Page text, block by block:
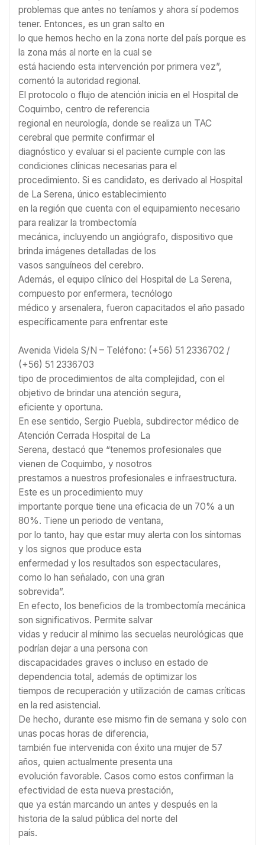
problemas que antes no teníamos y ahora sí podemos
tener. Entonces, es un gran salto en
lo que hemos hecho en la zona norte del país porque es
la zona más al norte en la cual se
está haciendo esta intervención por primera vez”,
comentó la autoridad regional.
El protocolo o flujo de atención inicia en el Hospital de
Coquimbo, centro de referencia
regional en neurología, donde se realiza un TAC
cerebral que permite confirmar el
diagnóstico y evaluar si el paciente cumple con las
condiciones clínicas necesarias para el
procedimiento. Si es candidato, es derivado al Hospital
de La Serena, único establecimiento
en la región que cuenta con el equipamiento necesario
para realizar la trombectomía
mecánica, incluyendo un angiógrafo, dispositivo que
brinda imágenes detalladas de los
vasos sanguíneos del cerebro.
Además, el equipo clínico del Hospital de La Serena,
compuesto por enfermera, tecnólogo
médico y arsenalera, fueron capacitados el año pasado
específicamente para enfrentar este
Avenida Videla S/N – Teléfono: (+56) 51 2336702 /
(+56) 51 2336703
tipo de procedimientos de alta complejidad, con el
objetivo de brindar una atención segura,
eficiente y oportuna.
En ese sentido, Sergio Puebla, subdirector médico de
Atención Cerrada Hospital de La
Serena, destacó que “tenemos profesionales que
vienen de Coquimbo, y nosotros
prestamos a nuestros profesionales e infraestructura.
Este es un procedimiento muy
importante porque tiene una eficacia de un 70% a un
80%. Tiene un periodo de ventana,
por lo tanto, hay que estar muy alerta con los síntomas
y los signos que produce esta
enfermedad y los resultados son espectaculares,
como lo han señalado, con una gran
sobrevida”.
En efecto, los beneficios de la trombectomía mecánica
son significativos. Permite salvar
vidas y reducir al mínimo las secuelas neurológicas que
podrían dejar a una persona con
discapacidades graves o incluso en estado de
dependencia total, además de optimizar los
tiempos de recuperación y utilización de camas críticas
en la red asistencial.
De hecho, durante ese mismo fin de semana y solo con
unas pocas horas de diferencia,
también fue intervenida con éxito una mujer de 57
años, quien actualmente presenta una
evolución favorable. Casos como estos confirman la
efectividad de esta nueva prestación,
que ya están marcando un antes y después en la
historia de la salud pública del norte del
país.